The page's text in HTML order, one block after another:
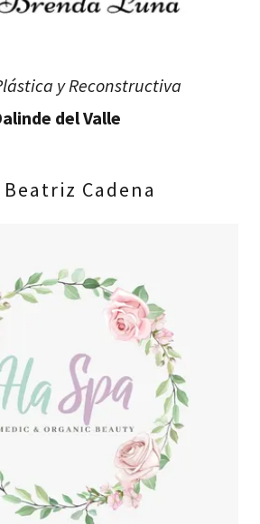
y Reconstructiva
del Valle
Beatriz Cadena